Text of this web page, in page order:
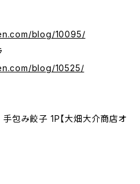
blog/10095/
blog/10525/
手包み餃子 1P【大畑大介商店オ